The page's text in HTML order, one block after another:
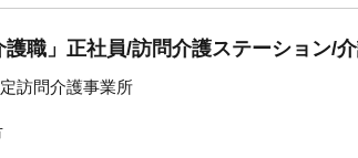
護職」正社員/訪問介護ステーション/
訪問介護事業所